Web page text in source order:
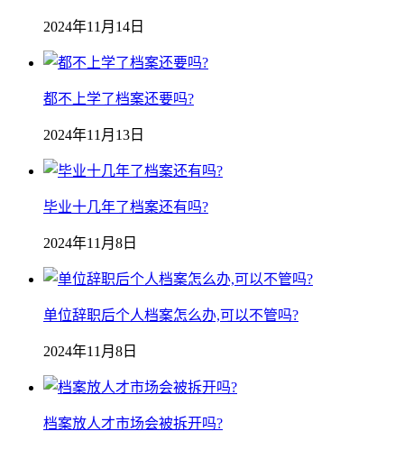
2024年11月14日
都不上学了档案还要吗?
2024年11月13日
毕业十几年了档案还有吗?
2024年11月8日
单位辞职后个人档案怎么办,可以不管吗?
2024年11月8日
档案放人才市场会被拆开吗?